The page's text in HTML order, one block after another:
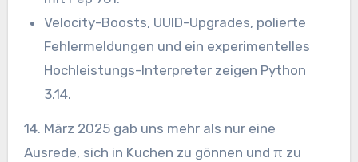
Velocity-Boosts, UUID-Upgrades, polierte
Fehlermeldungen und ein experimentelles
Hochleistungs-Interpreter zeigen Python
3.14.
14. März 2025 gab uns mehr als nur eine
Ausrede, sich in Kuchen zu gönnen und π zu